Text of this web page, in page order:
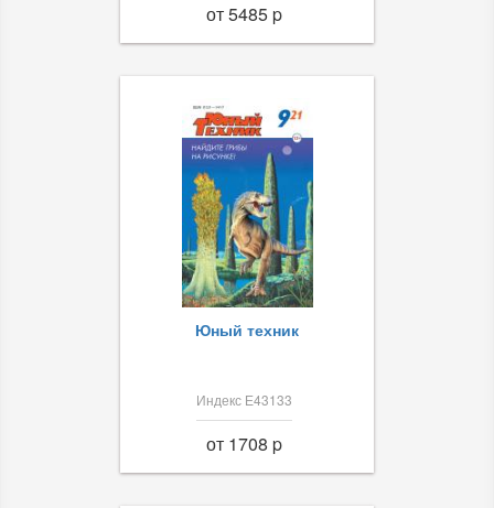
от 5485 p
Юный техник
Индекс Е43133
от 1708 p